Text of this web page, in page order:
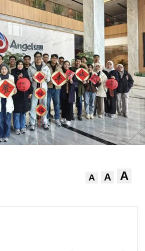
A A A